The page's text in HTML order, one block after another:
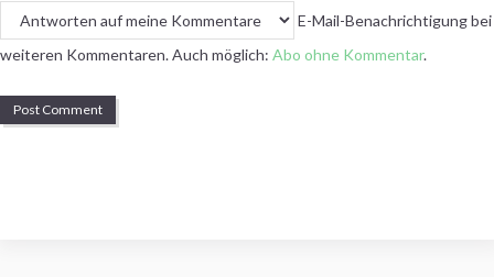
E-Mail-Benachrichtigung bei
weiteren Kommentaren. Auch möglich: Abo ohne Kommentar.